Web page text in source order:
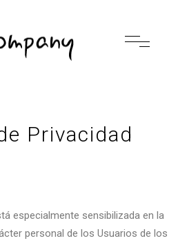
Privacidad
especialmente sensibilizada en la
personal de los Usuarios de los